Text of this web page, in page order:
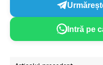
Intră pe